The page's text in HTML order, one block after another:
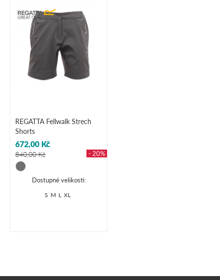
REGATTA Fellwalk Strech
Shorts
672,00 Kč
840,00 Kč - 20%
Dostupné velikosti:
S M L XL